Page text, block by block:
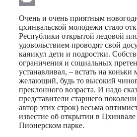
Print
Очень и очень приятным
цхинвальской молодежи стало
Республики открытой ледовой
удовольствием проводят свой
каникул дети и подростки.
ограничения и социальных
устанавливал, – встать на
желающий, будь то высокий
преклонного возраста. И надо
представители старшего
автор этих строк) весьма
известие об открытии в Цхинвале
Пионерском парке.